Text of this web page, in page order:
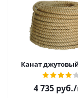
Канат
4 735руб.